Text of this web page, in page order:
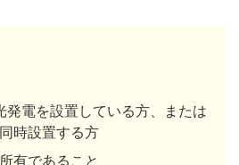
発電を設置している方、または
時設置する方
有であること